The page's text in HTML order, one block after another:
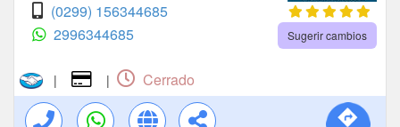
(0299) 156344685
2996344685
Sugerir cambios
| | Cerrado